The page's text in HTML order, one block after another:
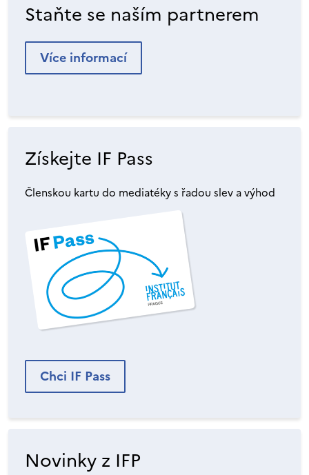
Staňte se naším partnerem
Více informací
Získejte IF Pass
Členskou kartu do mediatéky s řadou slev a výhod
Chci IF Pass
Novinky z IFP